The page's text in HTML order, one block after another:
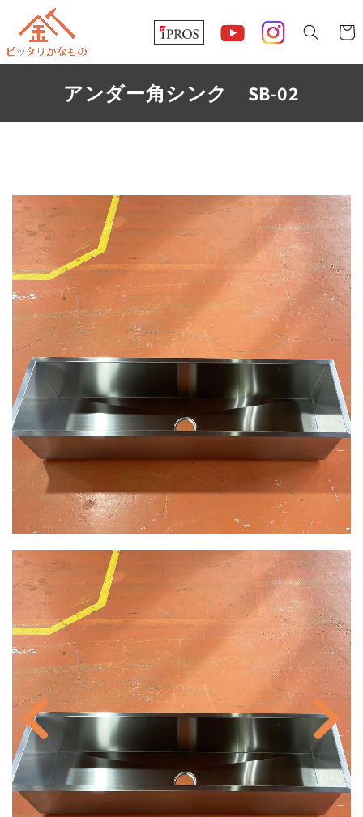
ンツに
進む
ー
アンダー角シンク SB-02